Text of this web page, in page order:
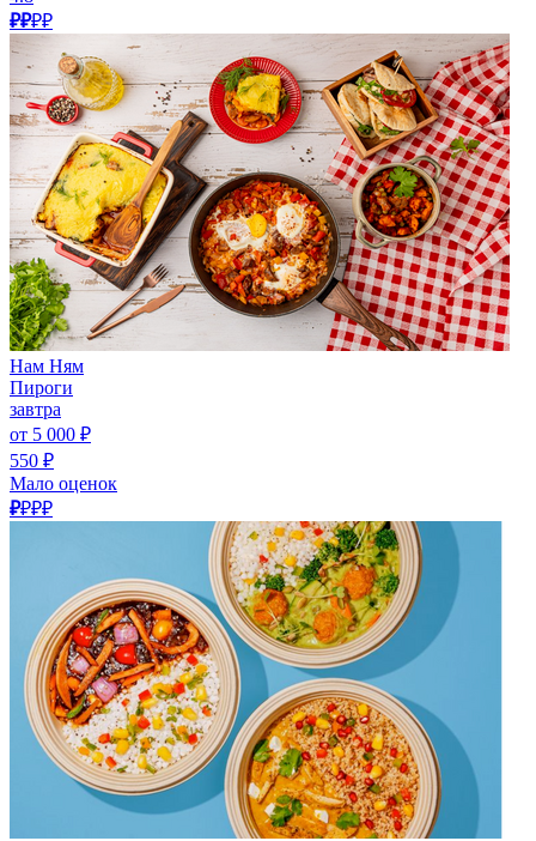
₽₽₽₽
Нам Ням
Пироги
завтра
от 5 000 ₽
550 ₽
Мало оценок
₽₽₽₽